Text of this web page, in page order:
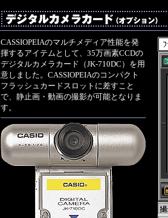
CASSIOPEIAのマルチメディア性能を発
揮するアイテムとして、35万画素CCDの
デジタルカメラカード（JK-710DC）を用
意しました。CASSIOPEIAのコンパクト
フラッシュカードスロットに差すこと
で、静止画・動画の撮影が可能となりま
す。